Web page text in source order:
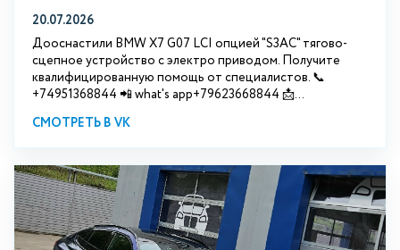
20.07.2026
Дооснастили BMW Х7 G07 LCI опцией "S3АС" тягово-
сцепное устройство с электро приводом. Получите
квалифицированную помощь от специалистов. 📞
+74951368844 📲 what's app+79623668844 📩...
СМОТРЕТЬ В VK